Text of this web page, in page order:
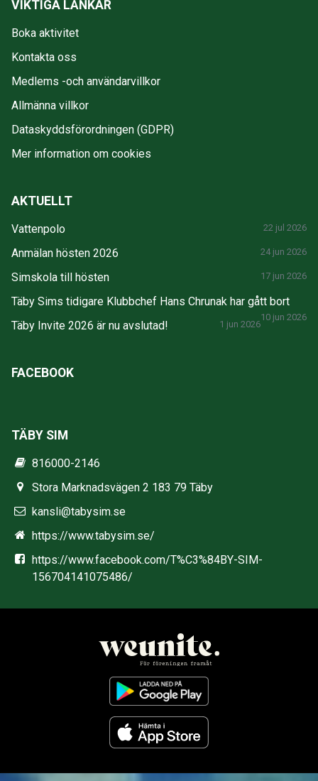
VIKTIGA LÄNKAR
Boka aktivitet
Kontakta oss
Medlems -och användarvillkor
Allmänna villkor
Dataskyddsförordningen (GDPR)
Mer information om cookies
AKTUELLT
Vattenpolo 22 jul 2026
Anmälan hösten 2026 24 jun 2026
Simskola till hösten 17 jun 2026
Täby Sims tidigare Klubbchef Hans Chrunak har gått bort
10 jun 2026
Täby Invite 2026 är nu avslutad! 1 jun 2026
FACEBOOK
TÄBY SIM
816000-2146
Stora Marknadsvägen 2 183 79 Täby
kansli@tabysim.se
https://www.tabysim.se/
https://www.facebook.com/T%C3%84BY-SIM-
156704141075486/